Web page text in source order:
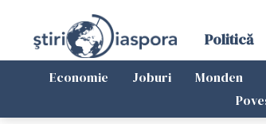
Politică
Economie Joburi Monden